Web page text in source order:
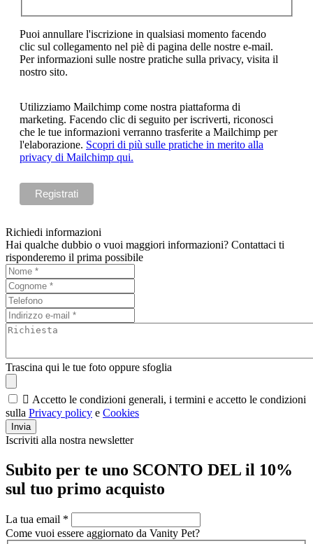
Puoi annullare l'iscrizione in qualsiasi momento facendo
clic sul collegamento nel piè di pagina delle nostre e-mail.
Per informazioni sulle nostre pratiche sulla privacy, visita il
nostro sito.
Utilizziamo Mailchimp come nostra piattaforma di
marketing. Facendo clic di seguito per iscriverti, riconosci
che le tue informazioni verranno trasferite a Mailchimp per
l'elaborazione. Scopri di più sulle pratiche in merito alla
privacy di Mailchimp qui.
Richiedi informazioni
Hai qualche dubbio o vuoi maggiori informazioni? Contattaci ti
risponderemo il prima possibile
Trascina qui le tue foto oppure sfoglia
 Accetto le condizioni generali, i termini e accetto le condizioni
sulla Privacy policy e Cookies
Invia
Iscriviti alla nostra newsletter
Subito per te uno SCONTO DEL il 10%
sul tuo primo acquisto
La tua email *
Come vuoi essere aggiornato da Vanity Pet?